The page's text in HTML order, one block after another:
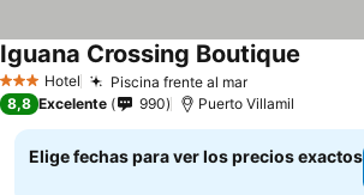
3 Estrellas
Hotel Piscina frente al marVer precios
Iguana Crossing Boutique
8,8 Excelente 990 Puerto Villamil
Elige fechas para ver los precios exactos